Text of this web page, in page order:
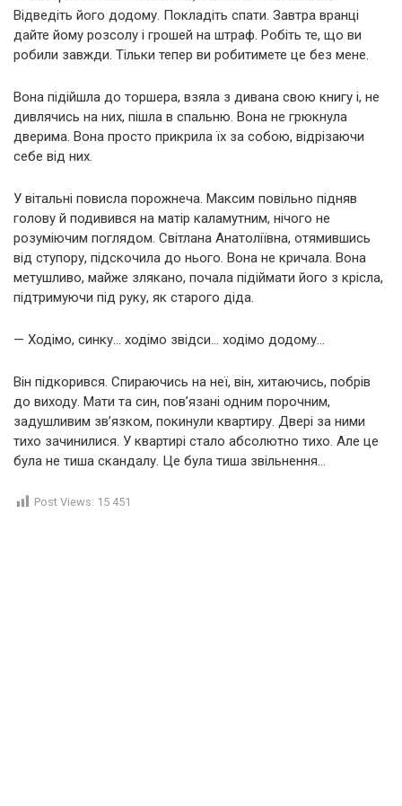
Відведіть його додому. Покладіть спати. Завтра вранці
дайте йому розсолу і грошей на штраф. Робіть те, що ви
робили завжди. Тільки тепер ви робитимете це без мене.
Вона підійшла до торшера, взяла з дивана свою книгу і, не
дивлячись на них, пішла в спальню. Вона не грюкнула
дверима. Вона просто прикрила їх за собою, відрізаючи
себе від них.
У вітальні повисла порожнеча. Максим повільно підняв
голову й подивився на матір каламутним, нічого не
розуміючим поглядом. Світлана Анатоліївна, отямившись
від ступору, підскочила до нього. Вона не кричала. Вона
метушливо, майже злякано, почала підіймати його з крісла,
підтримуючи під руку, як старого діда.
— Ходімо, синку… ходімо звідси… ходімо додому…
Він підкорився. Спираючись на неї, він, хитаючись, побрів
до виходу. Мати та син, пов’язані одним порочним,
задушливим зв’язком, покинули квартиру. Двері за ними
тихо зачинилися. У квартирі стало абсолютно тихо. Але це
була не тиша скандалу. Це була тиша звільнення…
Post Views: 15 451